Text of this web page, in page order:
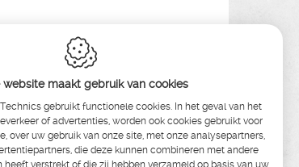
website maakt gebruik van cookies
gebruikt functionele cookies. In het geval van het
of advertenties, worden ook cookies gebruikt voor
over uw gebruik van onze site, met onze analysepartners,
die deze kunnen combineren met andere
heeft verstrekt of die zij hebben verzameld op basis van uw